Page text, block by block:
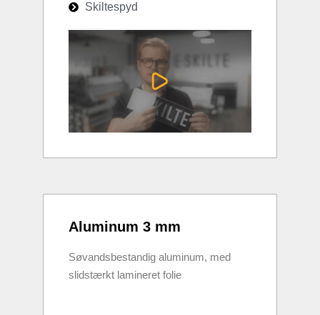
Skiltespyd
Aluminum 3 mm
Søvandsbestandig aluminum, med
slidstærkt lamineret folie